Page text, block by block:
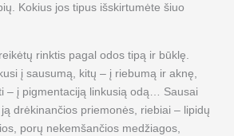
Kokius jos tipus išskirtumėte šiuo
rinktis pagal odos tipą ir būklę.
į sausumą, kitų – į riebumą ir aknę,
– į pigmentaciją linkusią odą… Sausai
drėkinančios priemonės, riebiai – lipidų
porų nekemšančios medžiagos,